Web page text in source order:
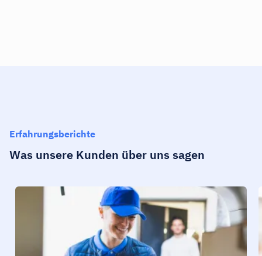
Erfahrungsberichte
Was unsere Kunden über uns sagen